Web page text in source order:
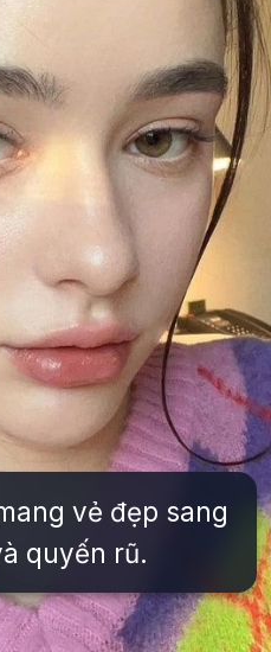
vẻ đẹp sang
quyến rũ.